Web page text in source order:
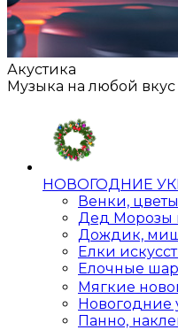
Акустика
Музыка на любой вкус
НОВОГОДНИЕ
Венки,
Дед Морозы
Дождик,
Елки
Елочные
Мягкие
Новогодние
Панно,